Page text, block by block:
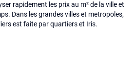
rapidement les prix au m² de la ville et
Dans les grandes villes et metropoles,
est faite par quartiers et Iris.